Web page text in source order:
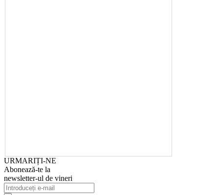
URMARIȚI-NE
Abonează-te la
newsletter-ul de vineri